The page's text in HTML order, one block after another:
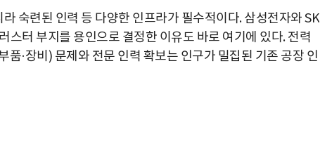
숙련된 인력 등 다양한 인프라가 필수적이다. 삼성전자와 SK
스터 부지를 용인으로 결정한 이유도 바로 여기에 있다. 전력
·장비) 문제와 전문 인력 확보는 인구가 밀집된 기존 공장 인